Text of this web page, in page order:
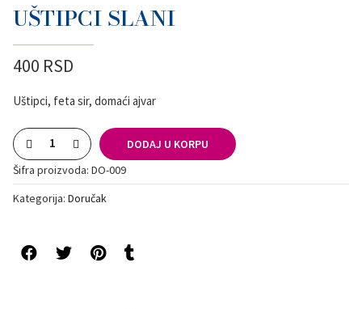
UŠTIPCI SLANI
400 RSD
uštipci, feta sir, domaći ajvar
DODAJ U KORPU
Šifra proizvoda: DO-009
Kategorija: Doručak